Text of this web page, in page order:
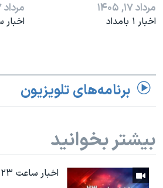
مرداد ۱۷, ۱۴۰۵
اخبار ۱ بامداد
مرداد ۱۷, ۱۴۰۵
اخبار
برنامه‌های تلویزیون
بیشتر بخوانید
اخبار ساعت ۲۳